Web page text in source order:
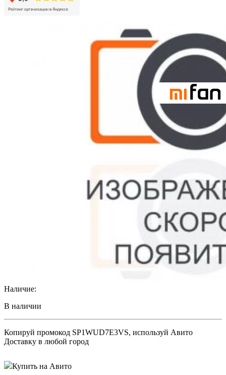
Наличие:
В наличии
Копируй промокод SP1WUD7E3VS, используй Авито
Доставку в любой город
Купить на Авито